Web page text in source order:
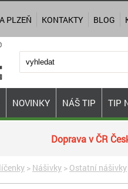
Doprava v ČR
> Nášivky > Ostatní nášivky
NOVINKY NÁŠ TIP TIP
PLZEŇ KONTAKTY BLOG